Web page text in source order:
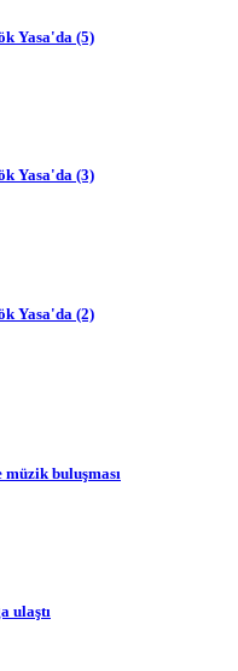
Yasa'da (5)
Yasa'da (3)
Yasa'da (2)
buluşması
ulaştı